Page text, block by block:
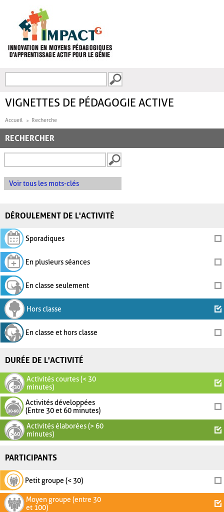
FORMULAIRE DE
VIGNETTES DE PÉDAGOGIE ACTIVE
Accueil Recherche
RECHERCHER
Voir tous les mots-clés
DÉROULEMENT DE L'ACTIVITÉ
Sporadiques
En plusieurs séances
En classe seulement
Hors classe
En classe et hors classe
DURÉE DE L'ACTIVITÉ
Activités courtes (< 30
minutes)
Activités développées
(Entre 30 et 60 minutes)
Activités élaborées (> 60
minutes)
PARTICIPANTS
Petit groupe (< 30)
Moyen groupe (entre 30
et 100)